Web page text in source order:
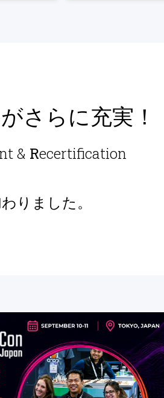
さらに充実！
& Recertification
りました。